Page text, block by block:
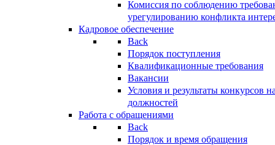
Комиссия по соблюдению
урегулированию конфликта
Кадровое обеспечение
Back
Порядок поступления
Квалификационные требования
Вакансии
Условия и результаты конкурсов
должностей
Работа с обращениями
Back
Порядок и время обращения